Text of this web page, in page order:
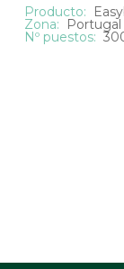
Producto:
Zona: Portugal
Nº puestos: